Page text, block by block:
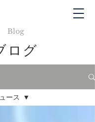
Blog
ログ
ース